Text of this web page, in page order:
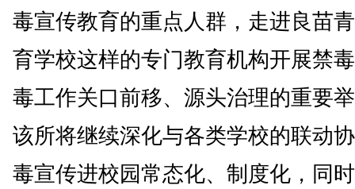
毒宣传教育的重点人群，走进良苗
育学校这样的专门教育机构开展禁
毒工作关口前移、源头治理的重要
该所将继续深化与各类学校的联动
毒宣传进校园常态化、制度化，同